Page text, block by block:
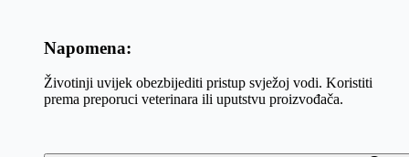
Napomena:
Životinji uvijek obezbijediti pristup svježoj vodi. Koristiti
prema preporuci veterinara ili uputstvu proizvođača.